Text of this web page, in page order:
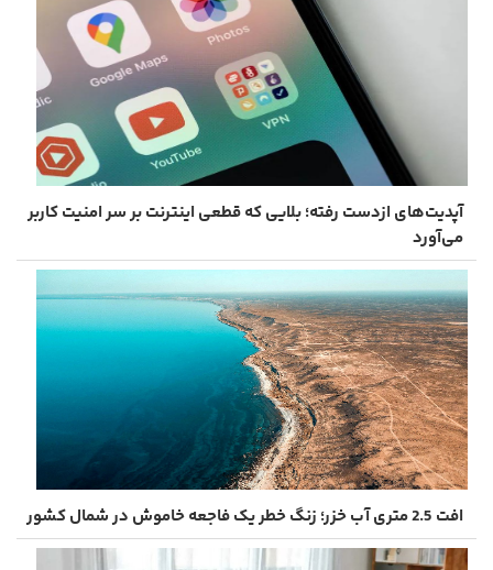
آپدیت‌های ازدست‌ رفته؛ بلایی که قطعی اینترنت بر سر امنیت کاربر
می‌آورد
افت 2.5 متری آب خزر؛ زنگ خطر یک فاجعه خاموش در شمال کشور